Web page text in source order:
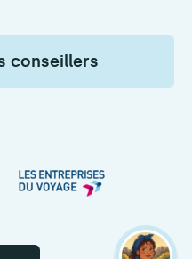
conseillers